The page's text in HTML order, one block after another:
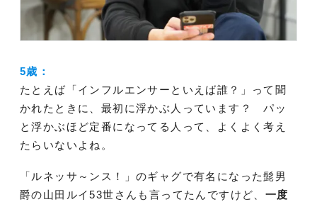
5歳：
たとえば「インフルエンサーといえば誰？」って聞
かれたときに、最初に浮かぶ人っています？ パッ
と浮かぶほど定番になってる人って、よくよく考え
たらいないよね。
「ルネッサ～ンス！」のギャグで有名になった髭男
爵の山田ルイ53世さんも言ってたんですけど、 一度